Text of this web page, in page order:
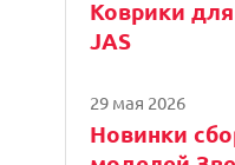
Коврики
JAS
29 мая 2026
Новинки